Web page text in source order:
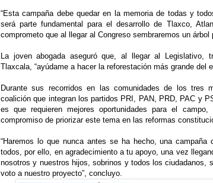
“Esta campaña debe quedar en la memoria de todas y
será parte fundamental para el desarrollo de Tlaxco,
comprometo que al llegar al Congreso sembraremos un árbol
La joven abogada aseguró que, al llegar al Legislativo,
Tlaxcala, “ayúdame a hacer la reforestación más grande del
Durante sus recorridos en las comunidades de los tres
coalición que integran los partidos PRI, PAN, PRD, PAC y
es que requieren mejores oportunidades para el
compromiso de priorizar este tema en las reformas
“Haremos lo que nunca antes se ha hecho, una campaña
todos, por ello, en agradecimiento a tu apoyo, una vez
nosotros y nuestros hijos, sobrinos y todos los ciudadanos,
voto a nuestro proyecto”, concluyo.